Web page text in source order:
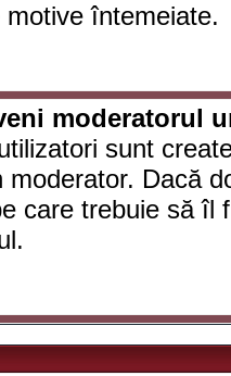
întemeiate.
moderatorul
sunt
moderator. Dacă
care trebuie să îl